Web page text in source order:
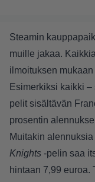
Steamin
muille jakaa.
ilmoituksen
Esimerkiksi kaikki
pelit sisältävän
prosentin
Muitakin
Knights -pelin saa
hintaan 7,99 euroa.